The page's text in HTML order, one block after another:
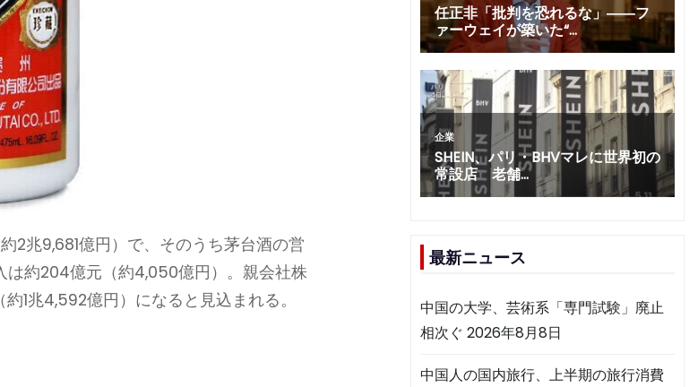
2兆9,681億円）で、そのうち茅台酒の営
約204億元（約4,050億円）。親会社株
1兆4,592億円）になると見込まれる。
最新ニュース
中国の大学、芸術系「専門試験」廃止
相次ぐ 2026年8月8日
中国人の国内旅行、上半期の旅行消費